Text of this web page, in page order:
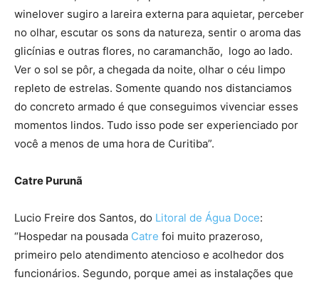
winelover sugiro a lareira externa para aquietar, perceber
no olhar, escutar os sons da natureza, sentir o aroma das
glicínias e outras flores, no caramanchão, logo ao lado.
Ver o sol se pôr, a chegada da noite, olhar o céu limpo
repleto de estrelas. Somente quando nos distanciamos
do concreto armado é que conseguimos vivenciar esses
momentos lindos. Tudo isso pode ser experienciado por
você a menos de uma hora de Curitiba”.
Catre Purunã
Lucio Freire dos Santos, do Litoral de Água Doce:
“Hospedar na pousada Catre foi muito prazeroso,
primeiro pelo atendimento atencioso e acolhedor dos
funcionários. Segundo, porque amei as instalações que